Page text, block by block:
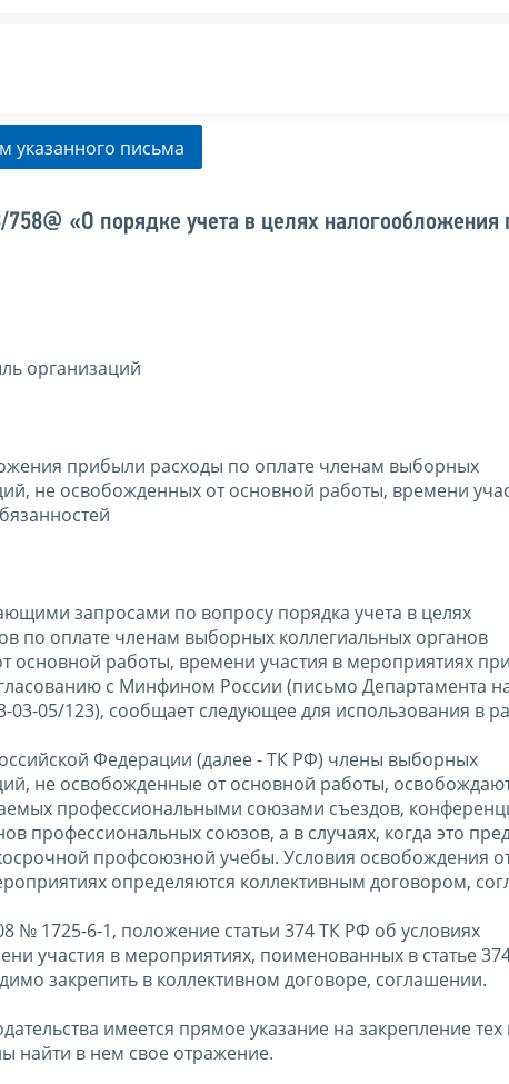
указанного письма
«О порядке учета в целях налогообложения
организаций
прибыли расходы по оплате членам выборных
не освобожденных от основной работы, времени
запросами по вопросу порядка учета в целях
по оплате членам выборных коллегиальных органов
работы, времени участия в мероприятиях при
с Минфином России (письмо Департамента
05/123), сообщает следующее для использования в
Федерации (далее - ТК РФ) члены выборных
не освобожденные от основной работы,
профессиональными союзами съездов,
профессиональных союзов, а в случаях, когда это
профсоюзной учебы. Условия освобождения
определяются коллективным договором,
№ 1725-6-1, положение статьи 374 ТК РФ об условиях
участия в мероприятиях, поименованных в статье
закрепить в коллективном договоре, соглашении.
имеется прямое указание на закрепление
найти в нем свое отражение.